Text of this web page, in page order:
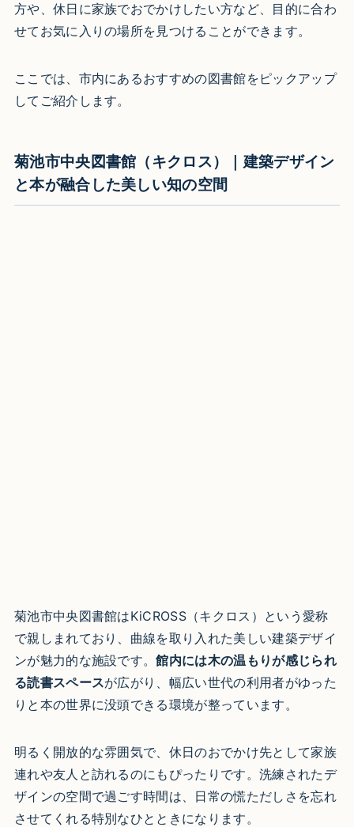
方や、休日に家族でおでかけしたい方など、目的に合わ
せてお気に入りの場所を見つけることができます。
ここでは、市内にあるおすすめの図書館をピックアップ
してご紹介します。
菊池市中央図書館（キクロス）｜建築デザイン
と本が融合した美しい知の空間
菊池市中央図書館はKiCROSS（キクロス）という愛称
で親しまれており、曲線を取り入れた美しい建築デザイ
ンが魅力的な施設です。館内には木の温もりが感じられ
る読書スペースが広がり、幅広い世代の利用者がゆった
りと本の世界に没頭できる環境が整っています。
明るく開放的な雰囲気で、休日のおでかけ先として家族
連れや友人と訪れるのにもぴったりです。洗練されたデ
ザインの空間で過ごす時間は、日常の慌ただしさを忘れ
させてくれる特別なひとときになります。